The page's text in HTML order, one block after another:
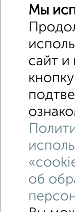
Мы
сайт и
об